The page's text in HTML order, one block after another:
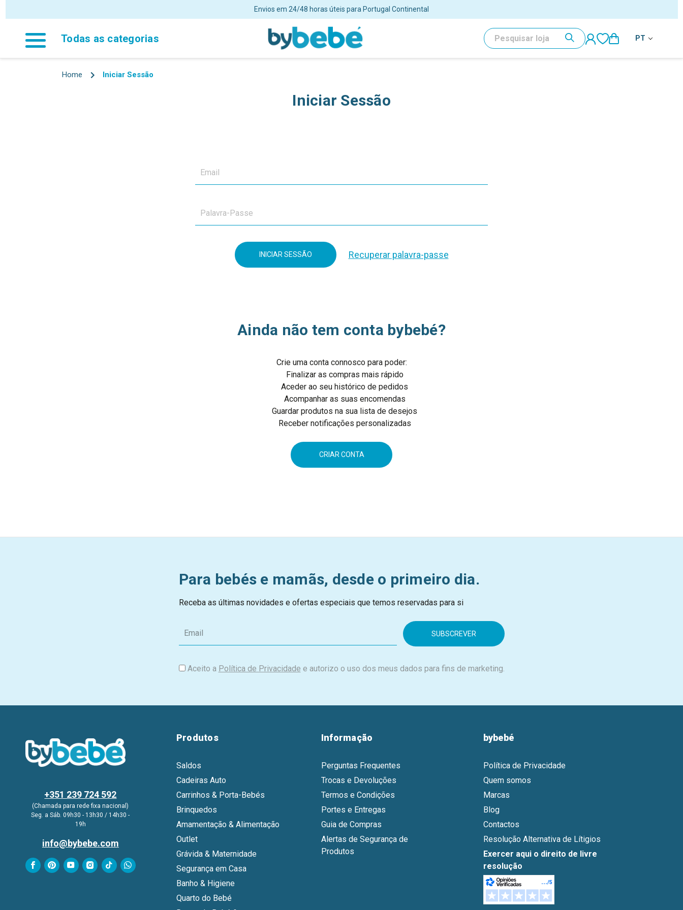
Envios em 24/48 horas úteis para Portugal Continental
Todas as categorias PESQUISAR
PT
Home Iniciar Sessão
Iniciar Sessão
Recuperar palavra-passe
Ainda não tem conta bybebé?
Crie uma conta connosco para poder:
Finalizar as compras mais rápido
Aceder ao seu histórico de pedidos
Acompanhar as suas encomendas
Guardar produtos na sua lista de desejos
Receber notificações personalizadas
CRIAR CONTA
Para bebés e mamãs, desde o primeiro dia.
Receba as últimas novidades e ofertas especiais que temos reservadas para si
m
i
Aceito a Política de Privacidade e autorizo o uso dos meus dados para fins de marketing.
+351 239 724 592
(Chamada para rede fixa nacional)
Seg. a Sáb. 09h30 - 13h30 / 14h30 -
19h
info@bybebe.com
Produtos
Saldos
Cadeiras Auto
Carrinhos & Porta-Bebés
Brinquedos
Amamentação & Alimentação
Outlet
Grávida & Maternidade
Segurança em Casa
Banho & Higiene
Quarto do Bebé
Informação
Perguntas Frequentes
Trocas e Devoluções
Termos e Condições
Portes e Entregas
Guia de Compras
Alertas de Segurança de
Produtos
bybebé
Política de Privacidade
Quem somos
Marcas
Blog
Contactos
Resolução Alternativa de Lítigios
Exercer aqui o direito de livre
resolução